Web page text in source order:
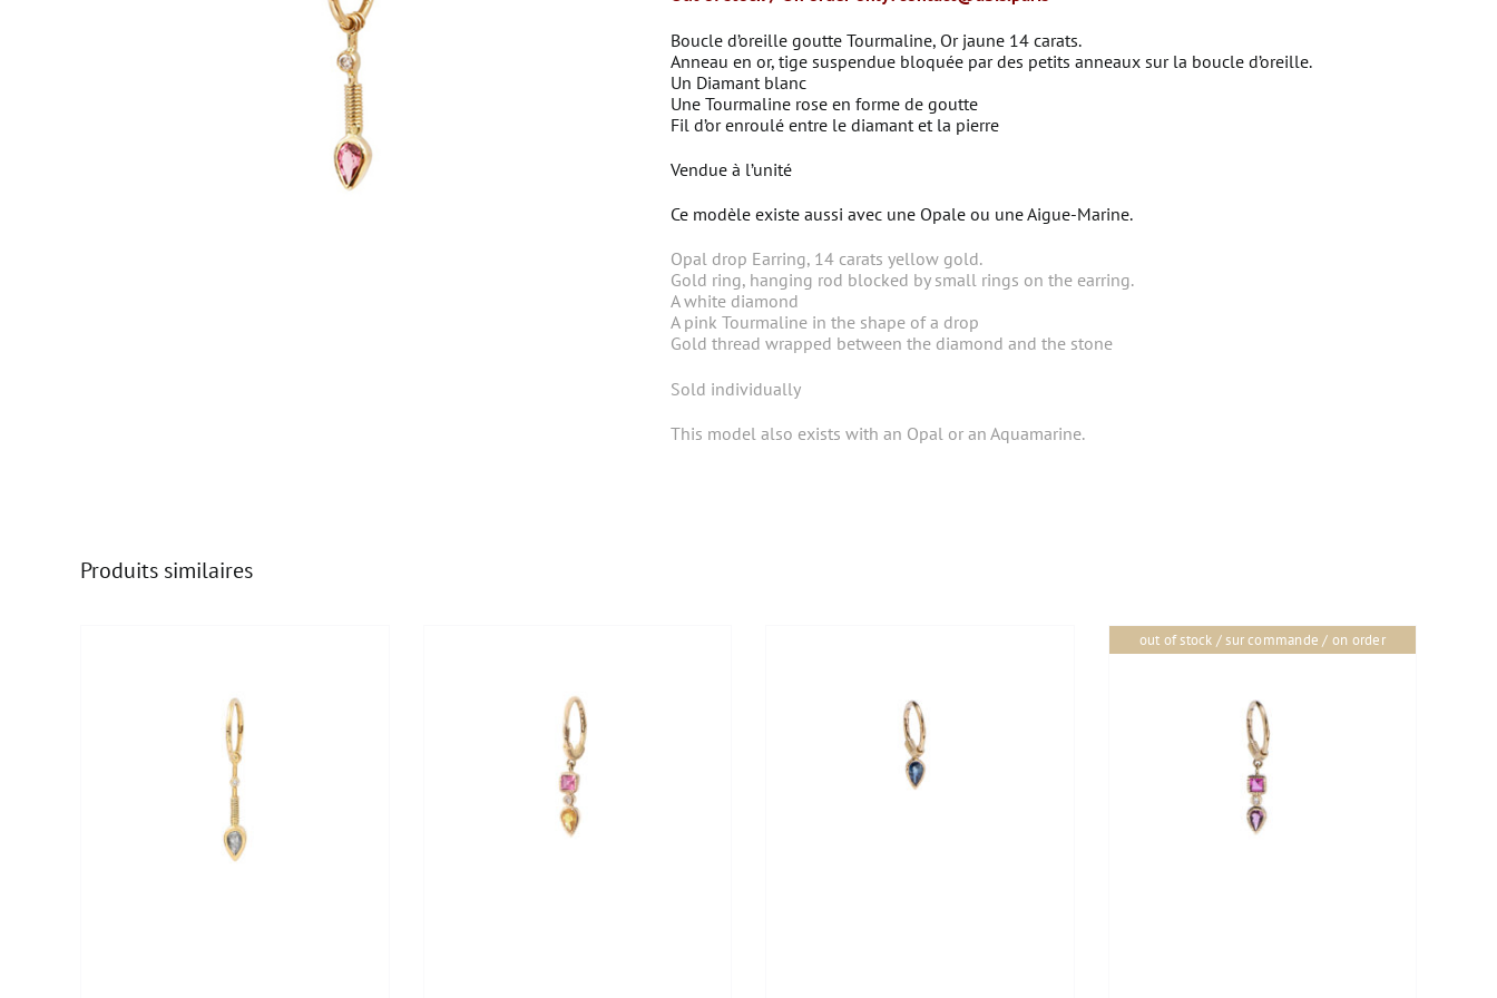
Boucle d’oreille goutte Tourmaline, Or jaune 14 carats.
Anneau en or, tige suspendue bloquée par des petits anneaux sur la boucle d’oreille.
Un Diamant blanc
Une Tourmaline rose en forme de goutte
Fil d’or enroulé entre le diamant et la pierre
Vendue à l’unité
Ce modèle existe aussi avec une Opale ou une Aigue-Marine.
Opal drop Earring, 14 carats yellow gold.
Gold ring, hanging rod blocked by small rings on the earring.
A white diamond
A pink Tourmaline in the shape of a drop
Gold thread wrapped between the diamond and the stone
Sold individually
This model also exists with an Opal or an Aquamarine.
Produits similaires
out of stock / sur commande / on order